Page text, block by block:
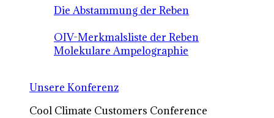
Die Abstammung der Reben
OIV-Merkmalsliste der Reben
Molekulare Ampelographie
Unsere Konferenz
Cool Climate Customers Conference